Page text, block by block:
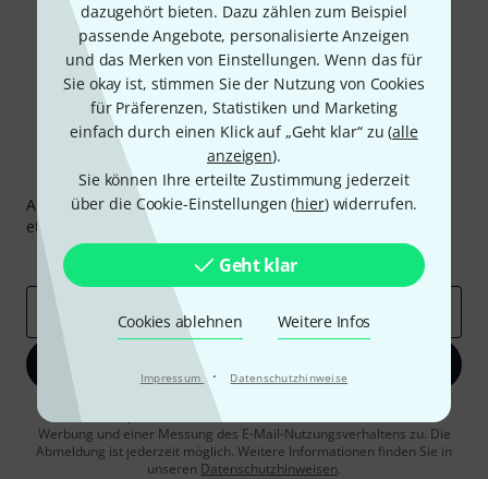
dazugehört bieten. Dazu zählen zum Beispiel
passende Angebote, personalisierte Anzeigen
und das Merken von Einstellungen. Wenn das für
Sie okay ist, stimmen Sie der Nutzung von Cookies
für Präferenzen, Statistiken und Marketing
einfach durch einen Klick auf „Geht klar“ zu (alle
anzeigen).
Sie können Ihre erteilte Zustimmung jederzeit
über die Cookie-Einstellungen (hier) widerrufen.
Geht klar
Cookies ablehnen Weitere Infos
Impressum · Datenschutzhinweise
Thomann Newsletter
Abonniere den Thomann Newsletter und gewinne mit
etwas Glück einen von
Inspirierende Beiträge
Deals Thomann Insights
E-Mail-Adresse*
Jetzt anmelden
Mit Klick auf „Jetzt anmelden“ stimmen Sie dem Erhalt von E-Mail-
Werbung und einer Messung des E-Mail-Nutzungsverhaltens zu. Die
Abmeldung ist jederzeit möglich. Weitere Informationen finden Sie in
unseren Datenschutzhinweisen.